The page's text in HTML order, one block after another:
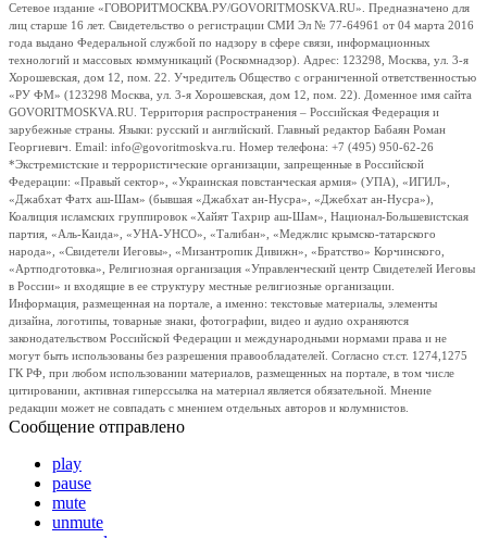
Сетевое издание «ГОВОРИТМОСКВА.РУ/GOVORITMOSKVA.RU». Предназначено для
лиц старше 16 лет. Свидетельство о регистрации СМИ Эл № 77-64961 от 04 марта 2016
года выдано Федеральной службой по надзору в сфере связи, информационных
технологий и массовых коммуникаций (Роскомнадзор). Адрес: 123298, Москва, ул. 3-я
Хорошевская, дом 12, пом. 22. Учредитель Общество с ограниченной ответственностью
«РУ ФМ» (123298 Москва, ул. 3-я Хорошевская, дом 12, пом. 22). Доменное имя сайта
GOVORITMOSKVA.RU. Территория распространения – Российская Федерация и
зарубежные страны. Языки: русский и английский. Главный редактор Бабаян Роман
Георгиевич. Email: info@govoritmoskva.ru. Номер телефона: +7 (495) 950-62-26
*Экстремистские и террористические организации, запрещенные в Российской
Федерации: «Правый сектор», «Украинская повстанческая армия» (УПА), «ИГИЛ»,
«Джабхат Фатх аш-Шам» (бывшая «Джабхат ан-Нусра», «Джебхат ан-Нусра»),
Коалиция исламских группировок «Хайят Тахрир аш-Шам», Национал-Большевистская
партия, «Аль-Каида», «УНА-УНСО», «Талибан», «Меджлис крымско-татарского
народа», «Свидетели Иеговы», «Мизантропик Дивижн», «Братство» Корчинского,
«Артподготовка», Религиозная организация «Управленческий центр Свидетелей Иеговы
в России» и входящие в ее структуру местные религиозные организации.
Информация, размещенная на портале, а именно: текстовые материалы, элементы
дизайна, логотипы, товарные знаки, фотографии, видео и аудио охраняются
законодательством Российской Федерации и международными нормами права и не
могут быть использованы без разрешения правообладателей. Согласно ст.ст. 1274,1275
ГК РФ, при любом использовании материалов, размещенных на портале, в том числе
цитировании, активная гиперссылка на материал является обязательной. Мнение
редакции может не совпадать с мнением отдельных авторов и колумнистов.
Сообщение отправлено
play
pause
mute
unmute